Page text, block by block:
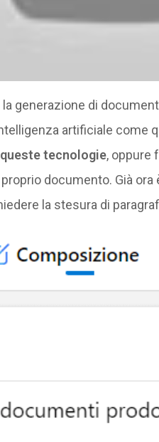
generazione di
artificiale come
tecnologie, oppure
documento. Già
la stesura di